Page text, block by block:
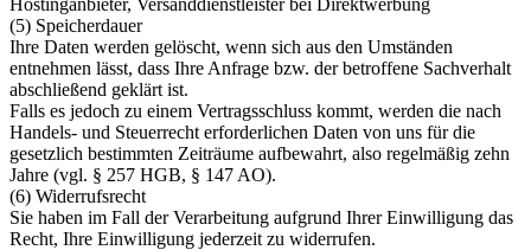
(5) Speicherdauer
Ihre Daten werden gelöscht, wenn sich aus den Umständen
entnehmen lässt, dass Ihre Anfrage bzw. der betroffene Sachverhalt
abschließend geklärt ist.
Falls es jedoch zu einem Vertragsschluss kommt, werden die nach
Handels- und Steuerrecht erforderlichen Daten von uns für die
gesetzlich bestimmten Zeiträume aufbewahrt, also regelmäßig zehn
Jahre (vgl. § 257 HGB, § 147 AO).
(6) Widerrufsrecht
Sie haben im Fall der Verarbeitung aufgrund Ihrer Einwilligung das
Recht, Ihre Einwilligung jederzeit zu widerrufen.